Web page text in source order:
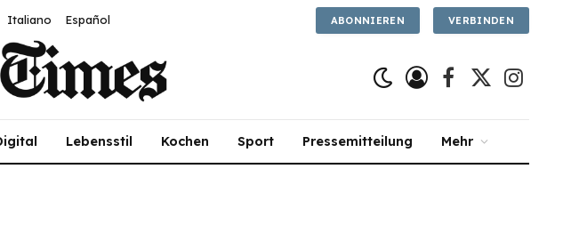
Italiano Español ABONNIEREN VERBINDEN
Facebook
X
Lebensstil Kochen Sport Pressemitteilung Mehr